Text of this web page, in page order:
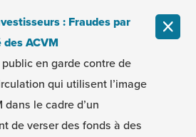
: Fraudes par
ACVM
en garde contre de
qui utilisent l’image
le cadre d’un
de verser des fonds à des